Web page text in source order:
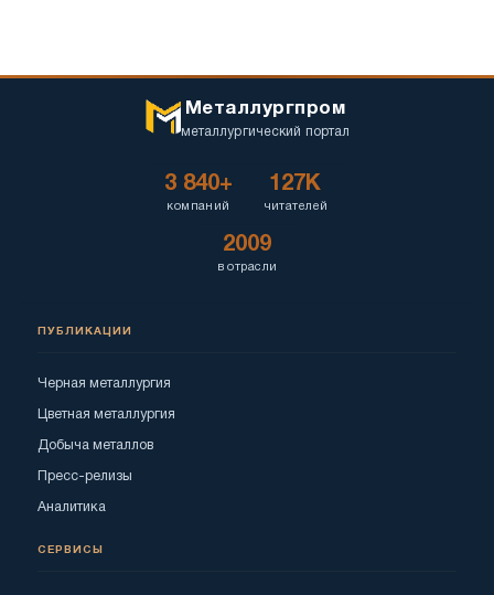
Металлургпром
металлургический портал
3 840+
компаний
127K
читателей
2009
в отрасли
ПУБЛИКАЦИИ
Черная металлургия
Цветная металлургия
Добыча металлов
Пресс-релизы
Аналитика
СЕРВИСЫ